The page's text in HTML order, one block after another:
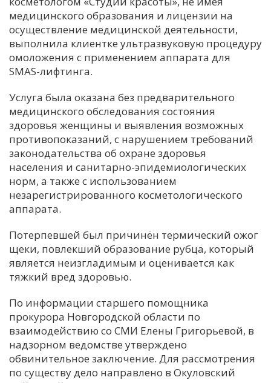
медицинского образования и лицензии на
осуществление медицинской деятельности,
выполнила клиентке ультразвуковую процедуру
омоложения с применением аппарата для
SMAS-лифтинга.
Услуга была оказана без предварительного
медицинского обследования состояния
здоровья женщины и выявления возможных
противопоказаний, с нарушением требований
законодательства об охране здоровья
населения и санитарно-эпидемиологических
норм, а также с использованием
незарегистрированного косметологического
аппарата.
Потерпевшей был причинён термический ожог
щеки, повлекший образование рубца, который
является неизгладимым и оценивается как
тяжкий вред здоровью.
По информации старшего помощника
прокурора Новгородской области по
взаимодействию со СМИ Елены Григорьевой, в
надзорном ведомстве утверждено
обвинительное заключение. Для рассмотрения
по существу дело направлено в Окуловский